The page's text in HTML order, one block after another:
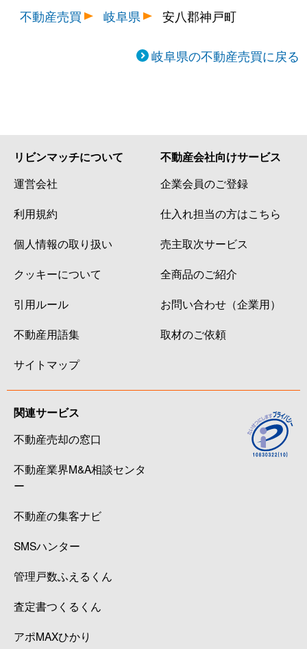
不動産売買
岐阜県 安八郡神戸町
岐阜県の不動産売買に戻る
リビンマッチについて
運営会社
利用規約
個人情報の取り扱い
クッキーについて
引用ルール
不動産用語集
サイトマップ
不動産会社向けサービス
企業会員のご登録
仕入れ担当の方はこちら
売主取次サービス
全商品のご紹介
お問い合わせ（企業用）
取材のご依頼
関連サービス
不動産売却の窓口
不動産業界M&A相談センタ
ー
不動産の集客ナビ
SMSハンター
管理戸数ふえるくん
査定書つくるくん
アポMAXひかり